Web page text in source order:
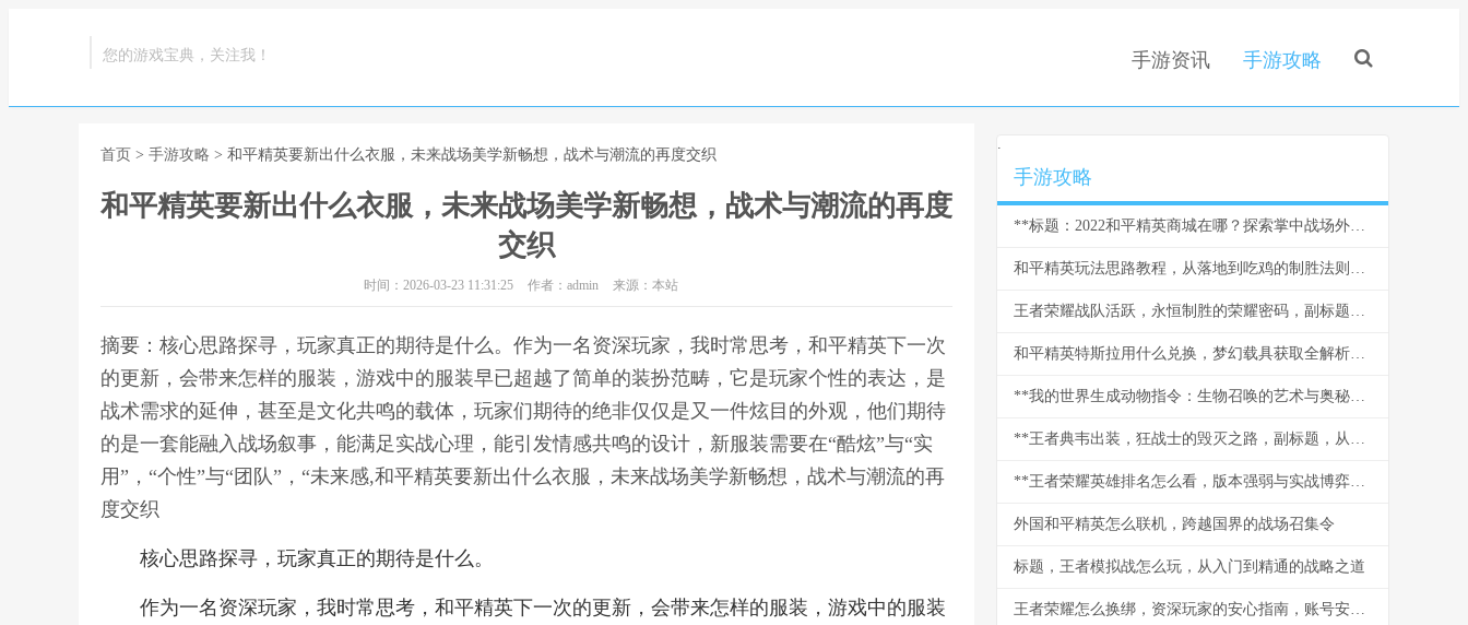
您的游戏宝典，关注我！ 手游资讯 手游攻略
首页 > 手游攻略 > 和平精英要新出什么衣服，未来战场美学新畅想，战术与潮流的再度交织
和平精英要新出什么衣服，未来战场美学新畅想，战术与潮流的再度
交织
时间：2026-03-23 11:31:25 作者：admin 来源：本站
摘要：核心思路探寻，玩家真正的期待是什么。作为一名资深玩家，我时常思考，和平精英下一次
的更新，会带来怎样的服装，游戏中的服装早已超越了简单的装扮范畴，它是玩家个性的表达，是
战术需求的延伸，甚至是文化共鸣的载体，玩家们期待的绝非仅仅是又一件炫目的外观，他们期待
的是一套能融入战场叙事，能满足实战心理，能引发情感共鸣的设计，新服装需要在“酷炫”与“实
用”，“个性”与“团队”，“未来感,和平精英要新出什么衣服，未来战场美学新畅想，战术与潮流的再
度交织
核心思路探寻，玩家真正的期待是什么。
作为一名资深玩家，我时常思考，和平精英下一次的更新，会带来怎样的服装，游戏中的服装
.
手游攻略
**标题：2022和平精英商城在哪？探索掌中战场外的军备仓库**
和平精英玩法思路教程，从落地到吃鸡的制胜法则，副标题，资深玩家的实战进阶指南
王者荣耀战队活跃，永恒制胜的荣耀密码，副标题，凝聚热血竞技场的不灭火种
和平精英特斯拉用什么兑换，梦幻载具获取全解析副标题
**我的世界生成动物指令：生物召唤的艺术与奥秘，副标题：指尖创世的无限可能**
**王者典韦出装，狂战士的毁灭之路，副标题，从湮灭到重生的装备哲学**
**王者荣耀英雄排名怎么看，版本强弱与实战博弈指南**
外国和平精英怎么联机，跨越国界的战场召集令
标题，王者模拟战怎么玩，从入门到精通的战略之道
王者荣耀怎么换绑，资深玩家的安心指南，账号安全重于泰山